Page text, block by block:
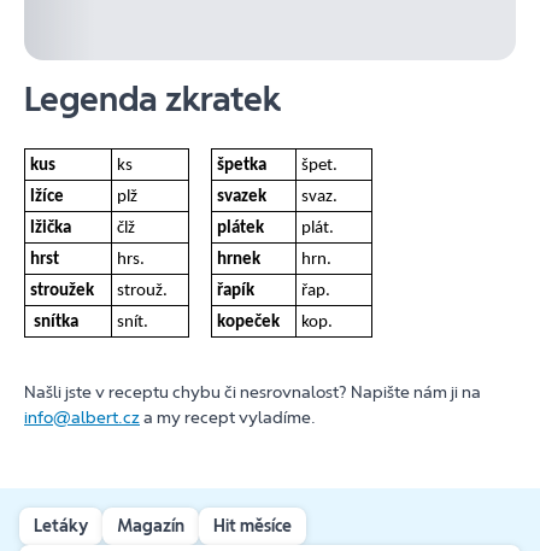
Legenda zkratek
kus ks špetka
špet.
lžíce
plž svazek
svaz.
lžička
člž plátek
plát.
hrst
hrs. hrnek
hrn.
stroužek
strouž. řapík
řap.
snítka
snít. kopeček kop.
Našli jste v receptu chybu či nesrovnalost? Napište nám ji na
info@albert.cza my recept vyladíme.
Letáky Magazín Hit měsíce